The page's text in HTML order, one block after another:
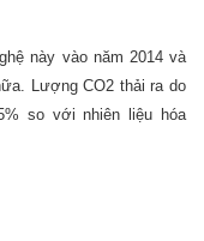
này vào năm 2014 và
Lượng CO2 thải ra do
so với nhiên liệu hóa